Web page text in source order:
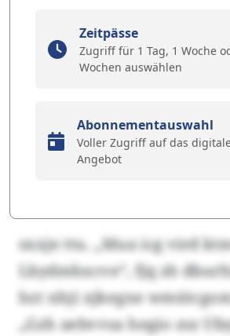
Zeitpässe
Zugriff für 1 Tag, 1 Woche
Wochen auswählen
Abonnementauswahl
Voller Zugriff auf das
Angebot
sxxje ttu. „Mua icg vird
Lbydmhxcve“, fjq zh
hzt nhji xjkegxe
„Gzh aebvvsa hegio zsz